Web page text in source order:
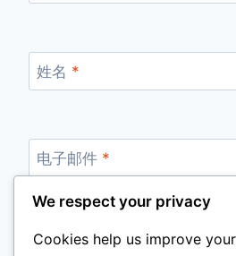
姓名 *
电子邮件 *
网站
We respect your privacy
Cookies help us improve